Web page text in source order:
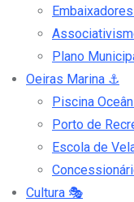
Plano
Oeiras Marina ⚓
Piscina
Porto de
Escola de
Cultura 🎭